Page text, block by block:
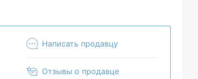
на стекле.Хотите скидку? Давайте
у менеджера. Товар может
Написать продавцу
Отзывы о продавце